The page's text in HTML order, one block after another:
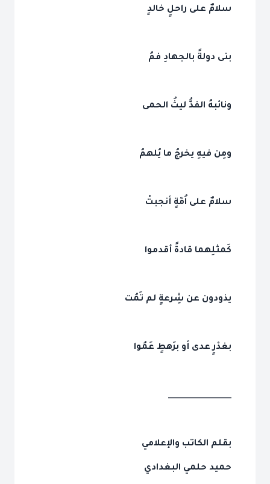
سلامٌ على راحلٍ خالدٍ
بنى دولةً بالجهادِ فمُ
ونائبهُ الفذُّ ليثُ الحمى
ومِن فيهِ يخرجُ ما يُلهمُ
سلامٌ على اُمّةٍ أنجبتْ
كَمثلِهما قادةً أقدموا
يذودون عن شِرعةٍ لم تَمُت
بغدْرٍ عدى أو برَهطٍ عَمُوا
_______________
بقلم الكاتب والإعلامي
حميد حلمي البغدادي